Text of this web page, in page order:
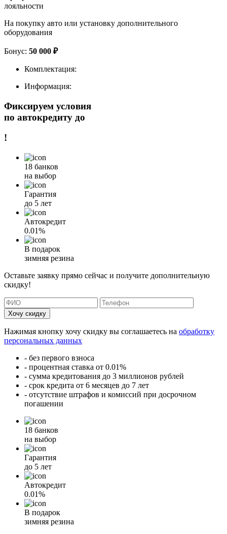
лояльности
На покупку авто или установку дополнительного
оборудования
Бонус: 50 000 ₽
Комплектация:
Информация:
Фиксируем условия
по автокредиту до
!
18 банков
на выбор
Гарантия
до 5 лет
Автокредит
0.01%
В подарок
зимняя резина
Оставьте заявку прямо сейчас и получите дополнительную
скидку!
Хочу скидку
Нажимая кнопку хочу скидку вы соглашаетесь на обработку
персональных данных
- без первого взноса
- процентная ставка от 0.01%
- сумма кредитования до 3 миллионов рублей
- срок кредита от 6 месяцев до 7 лет
- отсутствие штрафов и комиссий при досрочном
погашении
18 банков
на выбор
Гарантия
до 5 лет
Автокредит
0.01%
В подарок
зимняя резина